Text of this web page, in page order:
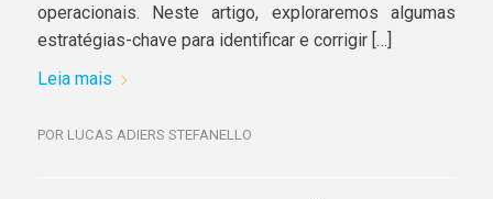
operacionais. Neste artigo, exploraremos algumas
estratégias-chave para identificar e corrigir […]
Leia mais
POR LUCAS ADIERS STEFANELLO